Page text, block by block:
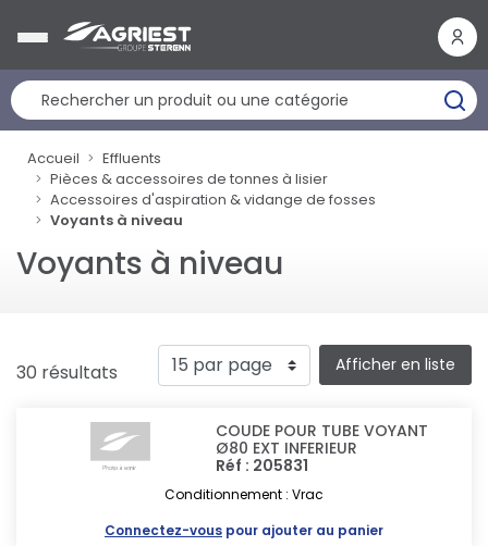
Accueil
Effluents
Pièces & accessoires de tonnes à lisier
Accessoires d'aspiration & vidange de fosses
Voyants à niveau
Voyants à niveau
30 résultats Afficher en liste
COUDE POUR TUBE VOYANT
Ø80 EXT INFERIEUR
Réf : 205831
Conditionnement : Vrac
Connectez-vous pour ajouter au panier